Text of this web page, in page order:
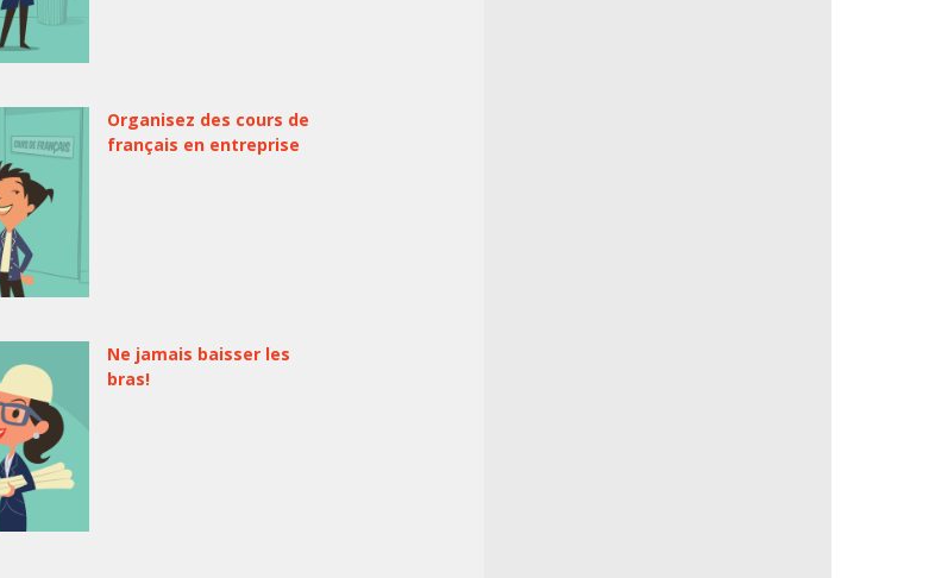
Organisez des cours de
français en entreprise
Ne jamais baisser les
bras!